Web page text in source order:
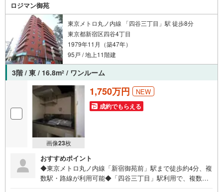
ロジマン御苑
東京メトロ丸ノ内線 「四谷三丁目」駅 徒歩8分
東京都新宿区四谷4丁目
1979年11月（築47年）
95戸 / 地上11階建
3階 / 東 / 16.8m2 / ワンルーム
画像23枚
1,750万円 NEW
成約でもらえる
おすすめポイント
◆東京メトロ丸ノ内線「新宿御苑前」駅まで徒歩約4分、複
数駅・路線が利用可能◆「四谷三丁目」駅利用で、複数路